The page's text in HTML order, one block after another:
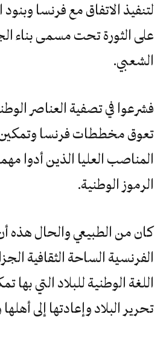
لتنفيذ الاتفاق مع فرنسا وبنود
على الثورة تحت مسمى بناء
الشعبي.
فشرعوا في تصفية العناصر
تعوق مخططات فرنسا وتمكين
المناصب العليا الذين أدوا
الرموز الوطنية.
كان من الطبيعي والحال هذه
الفرنسية الساحة الثقافية
اللغة الوطنية للبلاد التي
تحرير البلاد وإعادتها إلى أهلها